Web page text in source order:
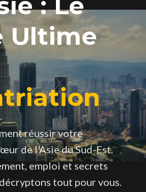
Ultime
réussir votre
de l'Asie du Sud-Est.
emploi et secrets
tout pour vous.